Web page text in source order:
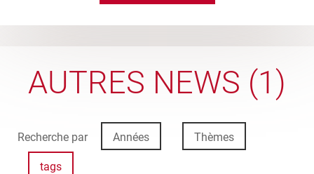
AUTRES NEWS (1)
Recherche par Années Thèmes
tags